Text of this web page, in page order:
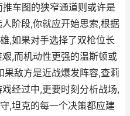
车图的狭窄通道则或许是
阶段,你就应开始思索,根据
,如果对手选择了双枪位长
,而机动性更强的温斯顿或
敌方是近战爆发阵容,查莉
经过中,更要时刻分析战场,
,坦克的每一个决策都应建